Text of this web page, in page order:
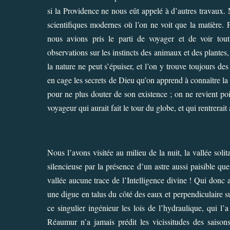
si la Providence ne nous eût appelé à d’autres
scientifiques modernes où l’on ne voit que la matière.
nous avions pris le parti de voyager et de voir tout
observations sur les instincts des animaux et des
la nature ne peut s’épuiser, et l’on y trouve toujours
en cage les secrets de Dieu qu’on apprend à connaître
pour ne plus douter de son existence ; on ne revient
voyageur qui aurait fait le tour du globe, et qui rentrerait
Nous l’avons visitée au milieu de la nuit, la vallée
silencieuse par la présence d’un astre aussi paisible
vallée aucune trace de l’Intelligence divine ! Qui
une digue en talus du côté des eaux et perpendiculaire
ce singulier ingénieur les lois de l’hydraulique, qui
Réaumur n’a jamais prédit les vicissitudes des